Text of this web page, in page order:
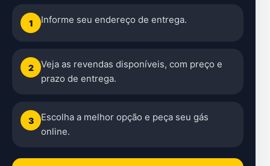
1 Informe seu endereço de entrega.
2
Veja as revendas disponíveis, com preço e
prazo de entrega.
3
Escolha a melhor opção e peça seu gás
online.